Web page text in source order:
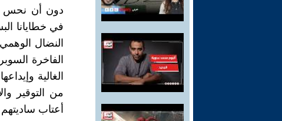
دون أن نحس أو
في خطايانا
النضال
الفاخرة
الغالية
من التوقير
أعتاب